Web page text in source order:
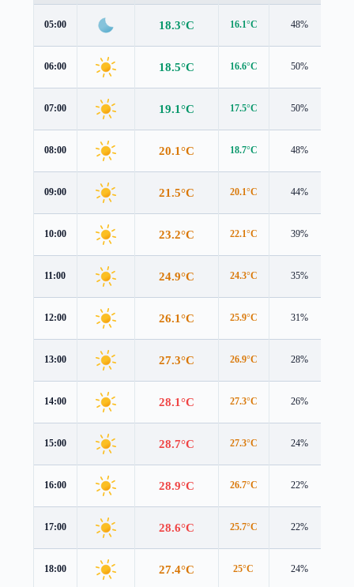
05:00 18.3°C 16.1°C 48%
06:00 18.5°C 16.6°C 50%
07:00 19.1°C 17.5°C 50%
08:00 20.1°C 18.7°C 48%
09:00 21.5°C 20.1°C 44%
10:00 23.2°C 22.1°C 39%
11:00 24.9°C 24.3°C 35%
12:00 26.1°C 25.9°C 31%
13:00 27.3°C 26.9°C 28%
14:00 28.1°C 27.3°C 26%
15:00 28.7°C 27.3°C 24%
16:00 28.9°C 26.7°C 22%
17:00 28.6°C 25.7°C 22%
18:00 27.4°C 25°C 24%